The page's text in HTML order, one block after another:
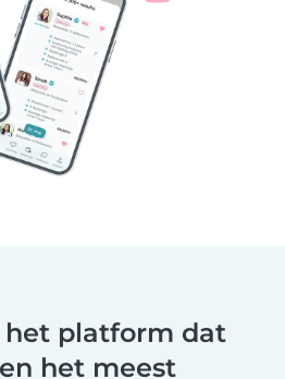
het platform dat
het meest